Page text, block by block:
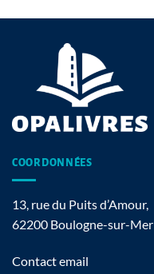
COORDONNÉES
13, rue du Puits d’Amour,
62200 Boulogne-sur-Mer
Contact email